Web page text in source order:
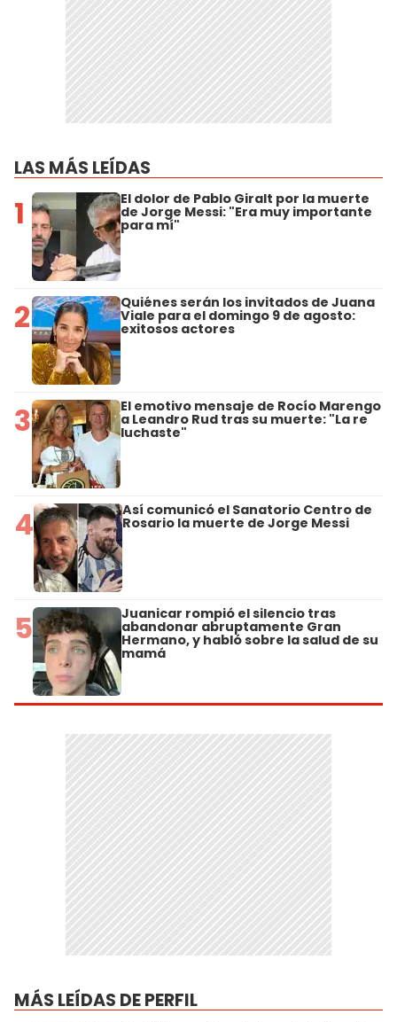
LAS MÁS LEÍDAS
1 El dolor de Pablo Giralt por la muerte
de Jorge Messi: "Era muy importante
para mí"
2 Quiénes serán los invitados de Juana
Viale para el domingo 9 de agosto:
exitosos actores
3 El emotivo mensaje de Rocío Marengo
a Leandro Rud tras su muerte: "La re
luchaste"
4 Así comunicó el Sanatorio Centro de
Rosario la muerte de Jorge Messi
5 Juanicar rompió el silencio tras
abandonar abruptamente Gran
Hermano, y habló sobre la salud de su
mamá
MÁS LEÍDAS DE PERFIL